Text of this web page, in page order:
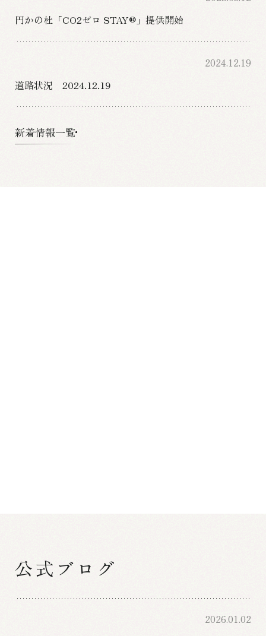
円かの杜「CO2ゼロ STAY®」提供開始
2024.12.19
道路状況 2024.12.19
新着情報一覧
公式ブログ
2026.01.02